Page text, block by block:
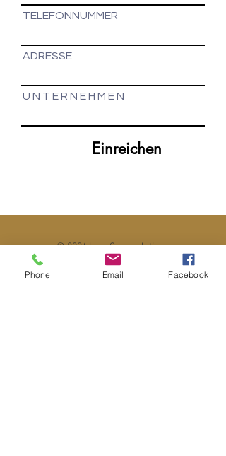
TELEFONNUMMER
ADRESSE
U N T E R N E H M E N
Einreichen
© 2024 by mCorp solutions
Phone Email Facebook